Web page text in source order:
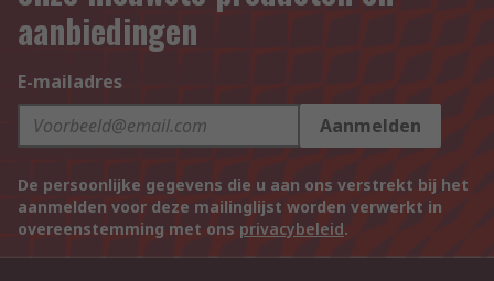
aanbiedingen
E-mailadres
Aanmelden
De persoonlijke gegevens die u aan ons verstrekt bij het
aanmelden voor deze mailinglijst worden verwerkt in
overeenstemming met ons privacybeleid.